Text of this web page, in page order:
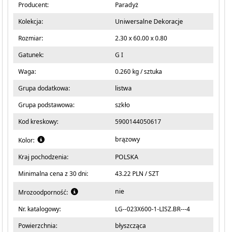
Producent:
Paradyż
Kolekcja:
Uniwersalne Dekoracje
Rozmiar:
2.30 x 60.00 x 0.80
Gatunek:
G I
Waga:
0.260 kg / sztuka
Grupa dodatkowa:
listwa
Grupa podstawowa:
szkło
Kod kreskowy:
5900144050617
Kolor: brązowy
Kraj pochodzenia:
POLSKA
Minimalna cena z 30 dni:
43.22 PLN / SZT
Mrozoodporność: nie
Nr. katalogowy:
LG--023X600-1-LISZ.BR---4
Powierzchnia:
błyszcząca